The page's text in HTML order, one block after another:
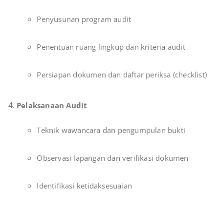
Penyusunan program audit
Penentuan ruang lingkup dan kriteria audit
Persiapan dokumen dan daftar periksa (checklist)
Pelaksanaan Audit
Teknik wawancara dan pengumpulan bukti
Observasi lapangan dan verifikasi dokumen
Identifikasi ketidaksesuaian